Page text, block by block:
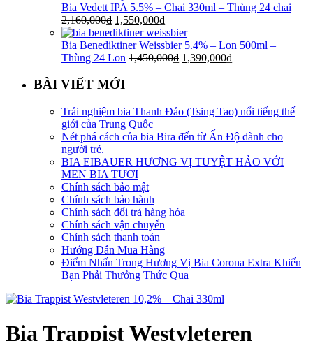
Bia Vedett IPA 5.5% – Chai 330ml – Thùng 24 chai
2,160,000₫ 1,550,000₫
Bia Benediktiner Weissbier 5.4% – Lon 500ml –
Thùng 24 Lon 1,450,000₫ 1,390,000₫
BÀI VIẾT MỚI
Trải nghiệm bia Thanh Đảo (Tsing Tao) nổi tiếng thế
giới của Trung Quốc
Nét phá cách của bia Bira đến từ Ấn Độ dành cho
người trẻ.
BIA EIBAUER HƯƠNG VỊ TUYỆT HẢO VỚI
MEN BIA TƯƠI
Chính sách bảo mật
Chính sách bảo hành
Chính sách đổi trả hàng hóa
Chính sách vận chuyển
Chính sách thanh toán
Hướng Dẫn Mua Hàng
Điểm Nhấn Trong Hương Vị Bia Corona Extra Khiến
Bạn Phải Thưởng Thức Qua
Bia Trappist Westvleteren